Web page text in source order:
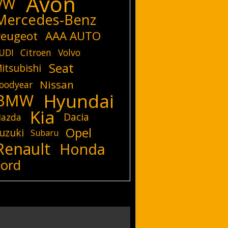
Benz
AAA AUTO
Citroen Volvo
Seat
Nissan
Hyundai
Kia
Dacia
Subaru Opel
Honda